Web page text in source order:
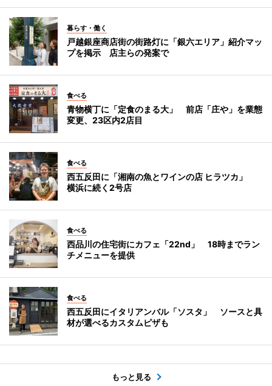
暮らす・働く
戸越銀座商店街の街路灯に「銀六エリア」紹介マッ
プを掲示 店主らの発案で
食べる
青物横丁に「定食のまる大」 前店「庄や」を業態
変更、23区内2店目
食べる
西五反田に「湘南の魚とワインの店 ヒラツカ」
横浜に続く2号店
食べる
西品川の住宅街にカフェ「22nd」 18時までラン
チメニューを提供
食べる
西五反田にイタリアンバル「ソスタ」 ソースと具
材が選べるカスタムピザも
もっと見る